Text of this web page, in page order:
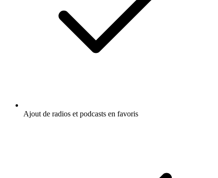
Ajout de radios et podcasts en favoris